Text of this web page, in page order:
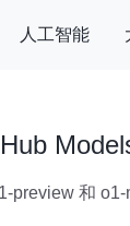
人工智能
preview 和